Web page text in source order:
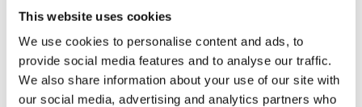
This website uses cookies
We use cookies to personalise content and ads, to
provide social media features and to analyse our traffic.
We also share information about your use of our site with
our social media, advertising and analytics partners who
De antislip sokken van Tavi zijn machine wasbaar. Was de
sokken binnenste buiten in een zachte cyclus om de
antislip laag te beschermen. Daarna op het droogrek laten
drogen of op een lage stand in de droger.